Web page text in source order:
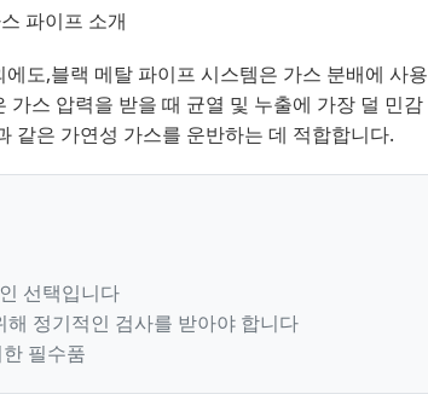
도,블랙 메탈 파이프 시스템은 가스 분배에 사용
스 압력을 받을 때 균열 및 누출에 가장 덜 민감
같은 가연성 가스를 운반하는 데 적합합니다.
선택입니다
정기적인 검사를 받아야 합니다
필수품